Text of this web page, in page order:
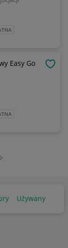
Easy Go
strona
Używany